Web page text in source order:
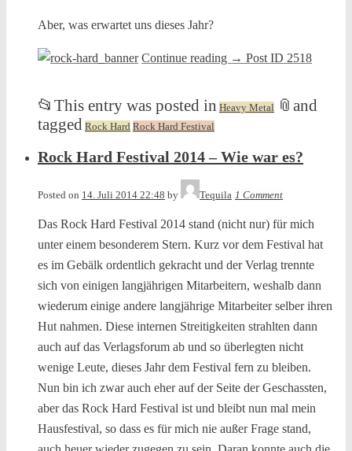
Aber, was erwartet uns dieses Jahr?
Continue reading → Post ID 2518
📂 This entry was posted in Heavy Metal 📎 and
tagged Rock Hard Rock Hard Festival
Rock Hard Festival 2014 – Wie war es?
Posted on 14. Juli 2014 22:48 by Tequila 1 Comment
Das Rock Hard Festival 2014 stand (nicht nur) für mich
unter einem besonderem Stern. Kurz vor dem Festival hat
es im Gebälk ordentlich gekracht und der Verlag trennte
sich von einigen langjährigen Mitarbeitern, weshalb dann
wiederum einige andere langjährige Mitarbeiter selber ihren
Hut nahmen. Diese internen Streitigkeiten strahlten dann
auch auf das Verlagsforum ab und so überlegten nicht
wenige Leute, dieses Jahr dem Festival fern zu bleiben.
Nun bin ich zwar auch eher auf der Seite der Geschassten,
aber das Rock Hard Festival ist und bleibt nun mal mein
Hausfestival, so dass es für mich nie außer Frage stand,